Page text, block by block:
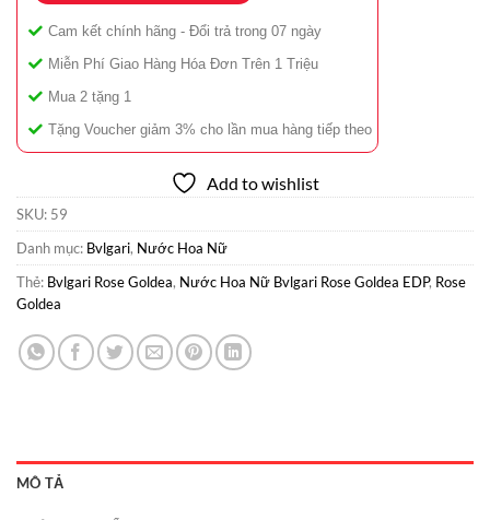
Cam kết chính hãng - Đổi trả trong 07 ngày
Miễn Phí Giao Hàng Hóa Đơn Trên 1 Triệu
Mua 2 tặng 1
Tặng Voucher giảm 3% cho lần mua hàng tiếp theo
Add to wishlist
SKU: 59
Danh mục: Bvlgari, Nước Hoa Nữ
Thẻ: Bvlgari Rose Goldea, Nước Hoa Nữ Bvlgari Rose Goldea EDP, Rose
Goldea
MÔ TẢ